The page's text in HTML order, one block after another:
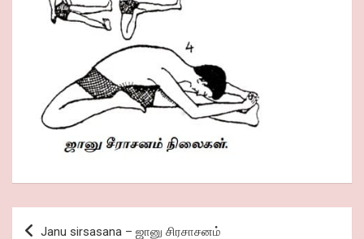
Post
Janu sirsasana – ஜானு சிரசாசனம்